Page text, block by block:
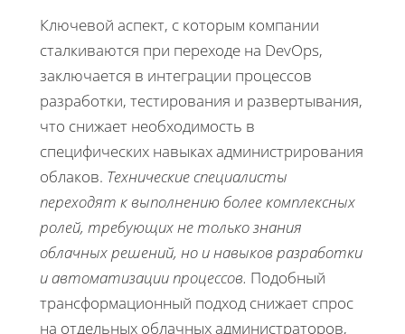
Ключевой аспект, с которым компании
сталкиваются при переходе на DevOps,
заключается в интеграции процессов
разработки, тестирования и развертывания,
что снижает необходимость в
специфических навыках администрирования
облаков. Технические специалисты
переходят к выполнению более комплексных
ролей, требующих не только знания
облачных решений, но и навыков разработки
и автоматизации процессов. Подобный
трансформационный подход снижает спрос
на отдельных облачных администраторов,